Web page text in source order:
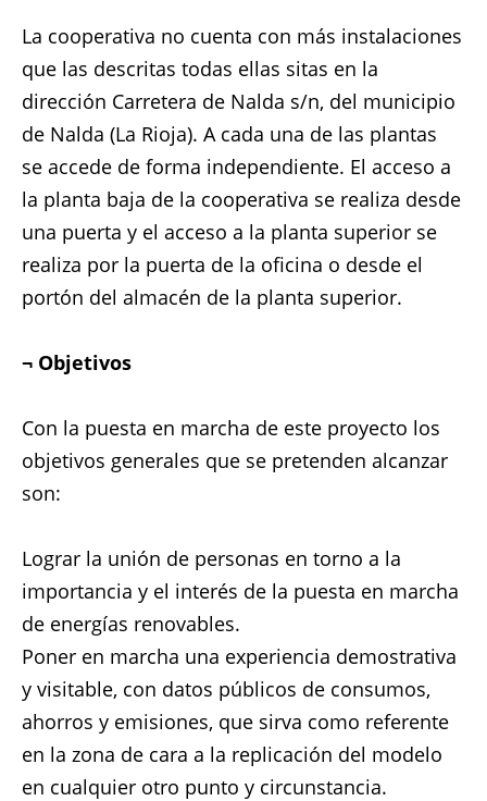
La cooperativa no cuenta con más instalaciones
que las descritas todas ellas sitas en la
dirección Carretera de Nalda s/n, del municipio
de Nalda (La Rioja). A cada una de las plantas
se accede de forma independiente. El acceso a
la planta baja de la cooperativa se realiza desde
una puerta y el acceso a la planta superior se
realiza por la puerta de la oficina o desde el
portón del almacén de la planta superior.
¬ Objetivos
Con la puesta en marcha de este proyecto los
objetivos generales que se pretenden alcanzar
son:
Lograr la unión de personas en torno a la
importancia y el interés de la puesta en marcha
de energías renovables.
Poner en marcha una experiencia demostrativa
y visitable, con datos públicos de consumos,
ahorros y emisiones, que sirva como referente
en la zona de cara a la replicación del modelo
en cualquier otro punto y circunstancia.